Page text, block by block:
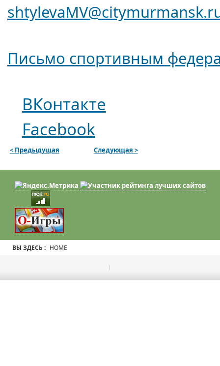
Письмо спортивным
ВКонтакте
Facebook
< Предыдущая Следующая >
ВЫ ЗДЕСЬ : HOME